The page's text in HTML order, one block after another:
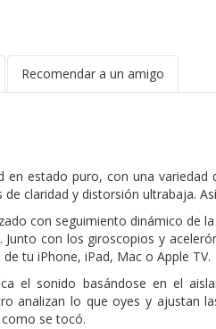
Recomendar a un amigo
en estado puro, con una
claridad y distorsión ultrabaja.
con seguimiento dinámico de
Junto con los giroscopios y
tu iPhone, iPad, Mac o Apple TV.
el sonido basándose en el
analizan lo que oyes y ajustan
se tocó.